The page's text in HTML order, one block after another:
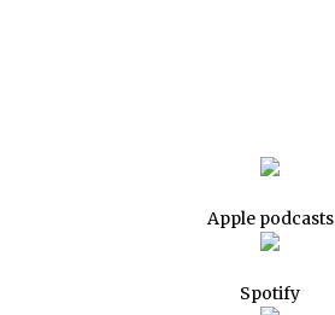
Apple podcasts
Spotify